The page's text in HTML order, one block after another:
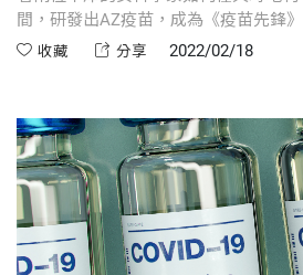
間，研發出AZ疫苗，成為《疫苗先鋒
的團隊，做件不平凡的事。
收藏 分享 2022/02/18